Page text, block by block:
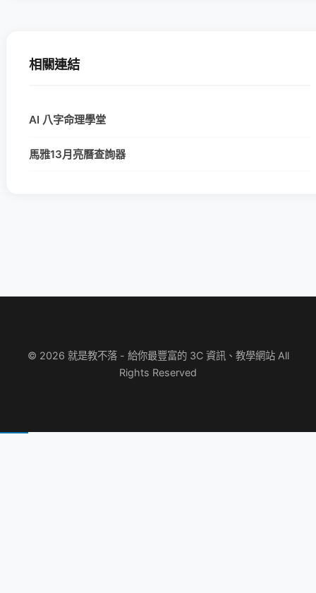
相關連結
AI 八字命理學堂
馬雅13月亮曆查詢器
© 2026 就是教不落 - 給你最豐富的 3C 資訊、教學網站 All
Rights Reserved